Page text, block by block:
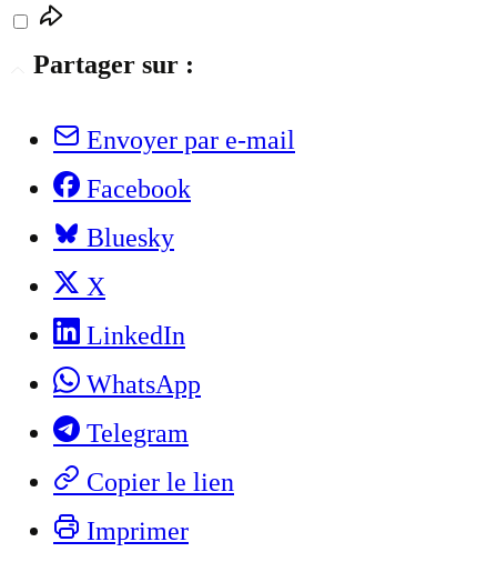
Partager sur :
Envoyer par e-mail
Facebook
Bluesky
X
LinkedIn
WhatsApp
Telegram
Copier le lien
Imprimer